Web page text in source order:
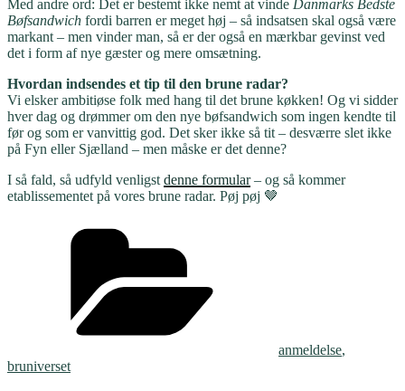
Med andre ord: Det er bestemt ikke nemt at vinde Danmarks Bedste
Bøfsandwich fordi barren er meget høj – så indsatsen skal også være
markant – men vinder man, så er der også en mærkbar gevinst ved
det i form af nye gæster og mere omsætning.
Hvordan indsendes et tip til den brune radar?
Vi elsker ambitiøse folk med hang til det brune køkken! Og vi sidder
hver dag og drømmer om den nye bøfsandwich som ingen kendte til
før og som er vanvittig god. Det sker ikke så tit – desværre slet ikke
på Fyn eller Sjælland – men måske er det denne?
I så fald, så udfyld venligst denne formular– og så kommer
etablissementet på vores brune radar. Pøj pøj 🤎
anmeldelse,
bruniverset